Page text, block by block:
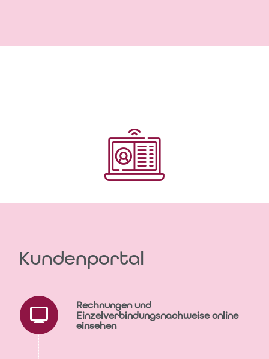
Kundenportal
Rechnungen und
Einzelverbindungsnachweise online
einsehen